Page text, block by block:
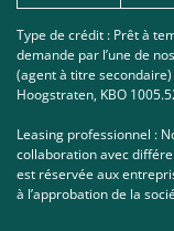
Type de crédit : Prêt à
demande par l’une de
(agent à titre
Hoogstraten, KBO
Leasing professionnel :
collaboration avec
est réservée aux
à l’approbation de la